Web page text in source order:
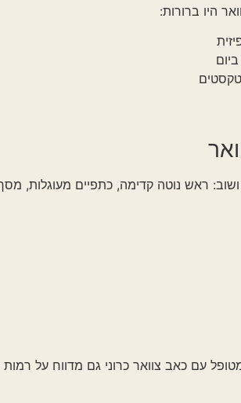
קדימה, כתפיים מעוגלות, מסך נמוך מדי.
כרוני גם מדווח על רמות לחץ